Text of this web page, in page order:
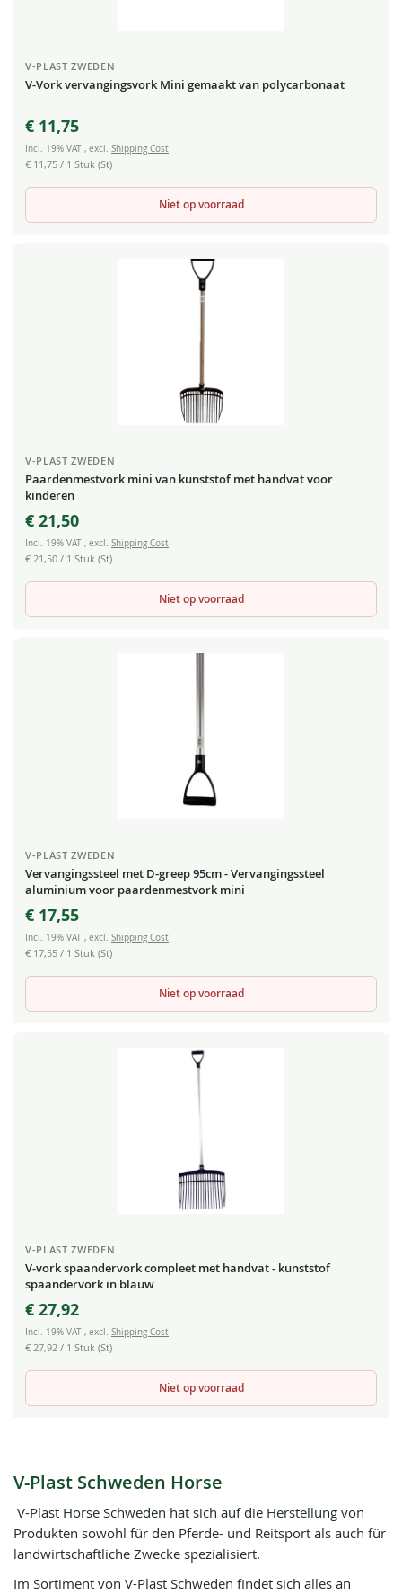
V-PLAST ZWEDEN
V-Vork vervangingsvork Mini gemaakt van polycarbonaat
€ 11,75
Incl. 19% VAT , excl. Shipping Cost
€ 11,75 / 1 Stuk (St)
Niet op voorraad
V-PLAST ZWEDEN
Paardenmestvork mini van kunststof met handvat voor
kinderen
€ 21,50
Incl. 19% VAT , excl. Shipping Cost
€ 21,50 / 1 Stuk (St)
Niet op voorraad
V-PLAST ZWEDEN
Vervangingssteel met D-greep 95cm - Vervangingssteel
aluminium voor paardenmestvork mini
€ 17,55
Incl. 19% VAT , excl. Shipping Cost
€ 17,55 / 1 Stuk (St)
Niet op voorraad
V-PLAST ZWEDEN
V-vork spaandervork compleet met handvat - kunststof
spaandervork in blauw
€ 27,92
Incl. 19% VAT , excl. Shipping Cost
€ 27,92 / 1 Stuk (St)
Niet op voorraad
V-Plast Schweden Horse
V-Plast Horse Schweden hat sich auf die Herstellung von
Produkten sowohl für den Pferde- und Reitsport als auch für
landwirtschaftliche Zwecke spezialisiert.
Im Sortiment von V-Plast Schweden findet sich alles an